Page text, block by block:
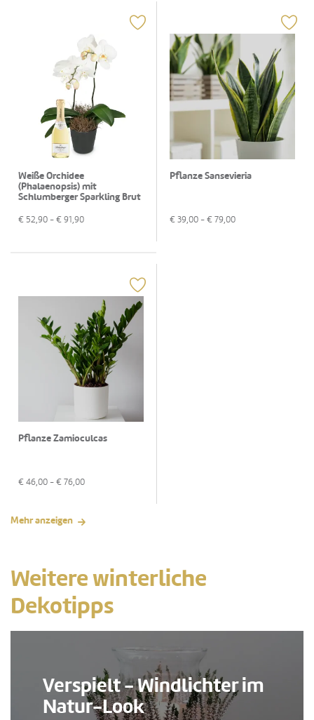
Weiße Orchidee
(Phalaenopsis) mit
Schlumberger Sparkling Brut
€ 52,90 - € 91,90
Pflanze Sansevieria
€ 39,00 - € 79,00
Pflanze Zamioculcas
€ 46,00 - € 76,00
Mehr anzeigen
Weitere winterliche
Dekotipps
Verspielt - Windlichter im
Natur-Look